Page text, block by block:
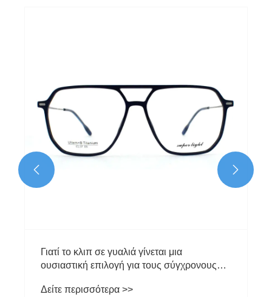
Γιατί το κλιπ σε γυαλιά γίνεται μια
ουσιαστική επιλογή για τους σύγχρονους
Δείτε περισσότερα >>
 